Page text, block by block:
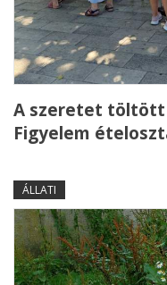
A szeretet töltött
Figyelem
ÁLLATI